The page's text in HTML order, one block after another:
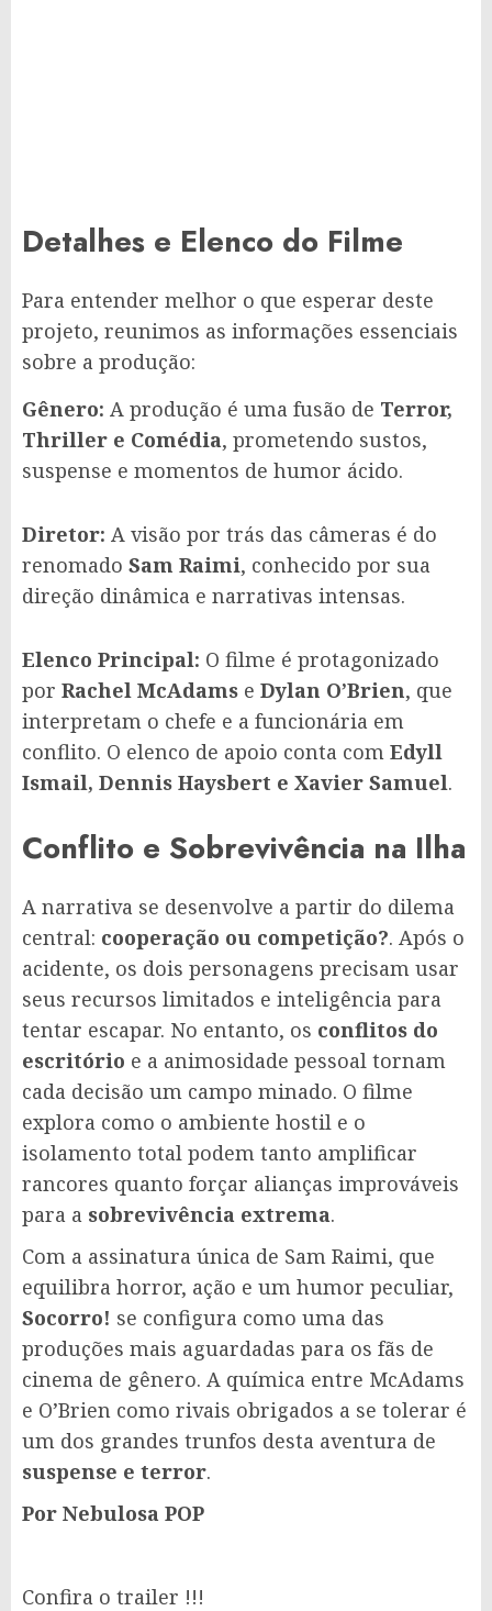
Detalhes e Elenco do Filme
Para entender melhor o que esperar deste
projeto, reunimos as informações essenciais
sobre a produção:
Gênero: A produção é uma fusão de Terror,
Thriller e Comédia, prometendo sustos,
suspense e momentos de humor ácido.
Diretor: A visão por trás das câmeras é do
renomado Sam Raimi, conhecido por sua
direção dinâmica e narrativas intensas.
Elenco Principal: O filme é protagonizado
por Rachel McAdams e Dylan O’Brien, que
interpretam o chefe e a funcionária em
conflito. O elenco de apoio conta com Edyll
Ismail, Dennis Haysbert e Xavier Samuel.
Conflito e Sobrevivência na Ilha
A narrativa se desenvolve a partir do dilema
central: cooperação ou competição?. Após o
acidente, os dois personagens precisam usar
seus recursos limitados e inteligência para
tentar escapar. No entanto, os conflitos do
escritório e a animosidade pessoal tornam
cada decisão um campo minado. O filme
explora como o ambiente hostil e o
isolamento total podem tanto amplificar
rancores quanto forçar alianças improváveis
para a sobrevivência extrema.
Com a assinatura única de Sam Raimi, que
equilibra horror, ação e um humor peculiar,
Socorro! se configura como uma das
produções mais aguardadas para os fãs de
cinema de gênero. A química entre McAdams
e O’Brien como rivais obrigados a se tolerar é
um dos grandes trunfos desta aventura de
suspense e terror.
Por Nebulosa POP
Confira o trailer !!!